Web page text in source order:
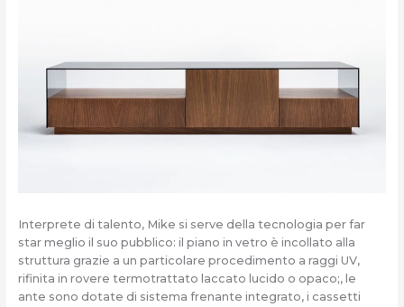
Interprete di talento, Mike si serve della tecnologia per far
star meglio il suo pubblico: il piano in vetro è incollato alla
struttura grazie a un particolare procedimento a raggi UV,
rifinita in rovere termotrattato laccato lucido o opaco;, le
ante sono dotate di sistema frenante integrato, i cassetti